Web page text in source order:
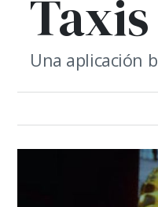
Una aplicación